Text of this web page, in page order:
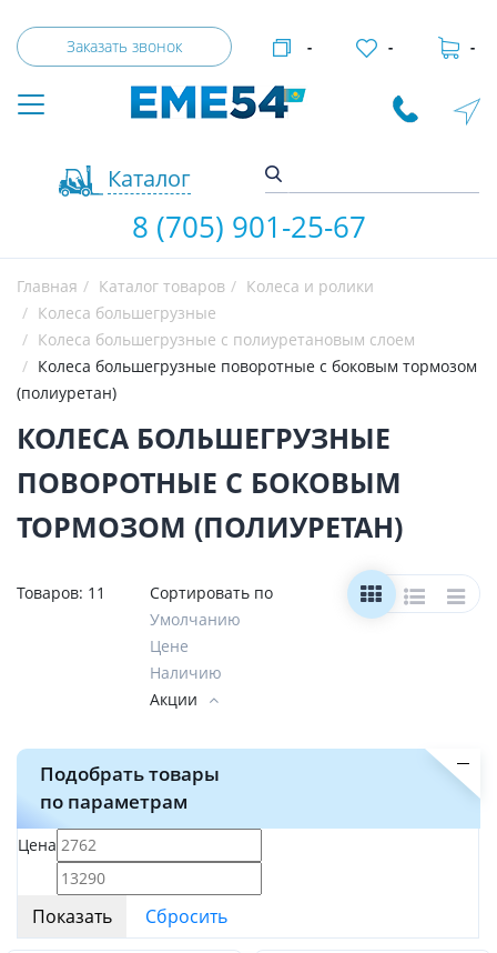
Заказать звонок
Каталог
- - -
8 (705) 901-25-67
Главная Каталог товаров
Колеса и ролики
Колеса большегрузные
Колеса большегрузные с полиуретановым слоем
Колеса большегрузные поворотные с боковым тормозом
(полиуретан)
КОЛЕСА БОЛЬШЕГРУЗНЫЕ
ПОВОРОТНЫЕ С БОКОВЫМ
ТОРМОЗОМ (ПОЛИУРЕТАН)
Товаров: 11
Сортировать по
Умолчанию
Цене
Наличию
Акции
Подобрать товары
по параметрам
Цена